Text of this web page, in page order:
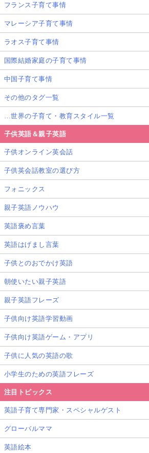
フランス子育て事情
マレーシア子育て事情
ラオス子育て事情
国際結婚家庭の子育て事情
中国子育て事情
その他のタグ一覧
…世界の子育て・教育スタイル一覧
子供英語＆親子英語
子供オンライン英会話
子供英会話教室の選び方
フォニックス
親子英語ノウハウ
英語褒め言葉
英語はげまし言葉
子供とのおでかけ英語
朝使いたい親子英語
親子英語フレーズ
子供向け英語学習動画
子供向け英語ゲーム・アプリ
子供に人気の英語の歌
小学生のための英語フレーズ
注目トピックス
英語子育て専門家・スペシャルゲスト
グローバルママ
英語絵本